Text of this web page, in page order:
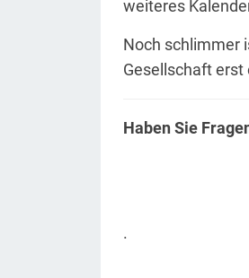
weiteres
Noch schlimmer
Gesellschaft erst
Haben Sie
.